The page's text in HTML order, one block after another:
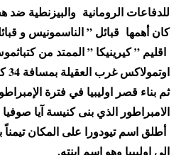
للدفاعات الرومانية والبيزنطية ضد
كان أهمها قبائل ” الناسمونيس و
اقليم ” كيرينيكا ” الممتد من
ثم بناء قصر اوليبيا في فترة
الامبراطور الذي بنى كنيسة آيا
أطلق اسم تيودورا على المكان
إلى اوليبيا وهو اسم ابنته.